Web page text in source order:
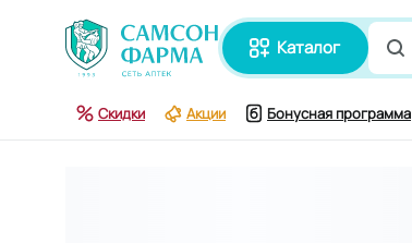
каталог
Скидки Акции Бонусная программа